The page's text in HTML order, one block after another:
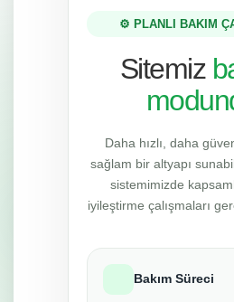
⚙️ PLANLI BAKIM
Sitemiz
Daha hızlı, daha
sağlam bir altyapı
sistemimizde
iyileştirme çalışmaları
Bakım Süreci